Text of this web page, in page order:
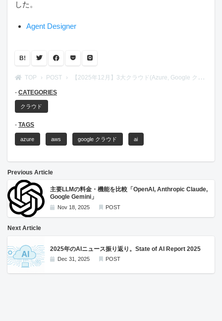
した。
Agent Designer
B!
TOP POST 【2025年12月】3大クラウド(Azure, Google クラウド, Google クラウド)のAI系サービスリリースノート
CATEGORIES
クラウド
TAGS
azure aws google クラウド ai
Previous Article
主要LLMの料金・機能を比較「OpenAI, Anthropic Claude,
Google Gemini」
Nov 18, 2025 POST
Next Article
2025年のAIニュース振り返り。State of AI Report 2025
Dec 31, 2025 POST